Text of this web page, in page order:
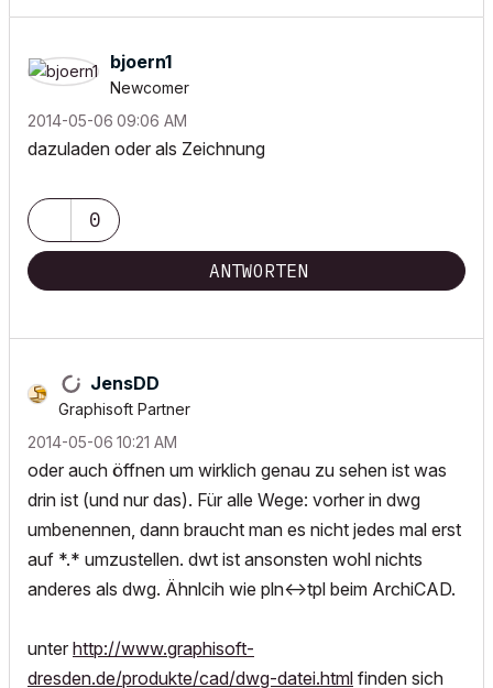
bjoern1
Newcomer
‎2014-05-06 09:06 AM
dazuladen oder als Zeichnung
0
ANTWORTEN
JensDD
Graphisoft Partner
‎2014-05-06 10:21 AM
oder auch öffnen um wirklich genau zu sehen ist was
drin ist (und nur das). Für alle Wege: vorher in dwg
umbenennen, dann braucht man es nicht jedes mal erst
auf *.* umzustellen. dwt ist ansonsten wohl nichts
anderes als dwg. Ähnlcih wie pln<->tpl beim ArchiCAD.
unter http://www.graphisoft-
dresden.de/produkte/cad/dwg-datei.html finden sich